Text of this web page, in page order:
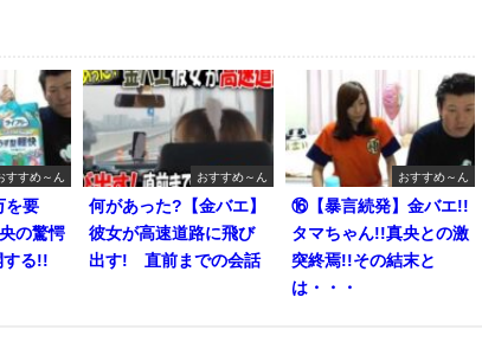
すすめ～ん
を要
の驚愕
する!!
おすすめ～ん
何があった?【金バエ】
彼女が高速道路に飛び
出す! 直前までの会話
おすすめ～ん
⑯【暴言続発】金バエ!!
タマちゃん!!真央との激
突終焉!!その結末と
は・・・